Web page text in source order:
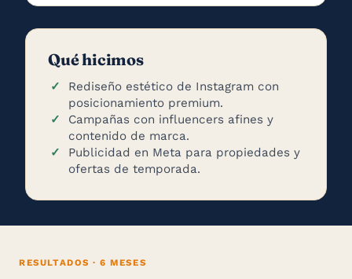
Qué hicimos
Rediseño estético de Instagram con
posicionamiento premium.
Campañas con influencers afines y
contenido de marca.
Publicidad en Meta para propiedades y
ofertas de temporada.
RESULTADOS · 6 MESES